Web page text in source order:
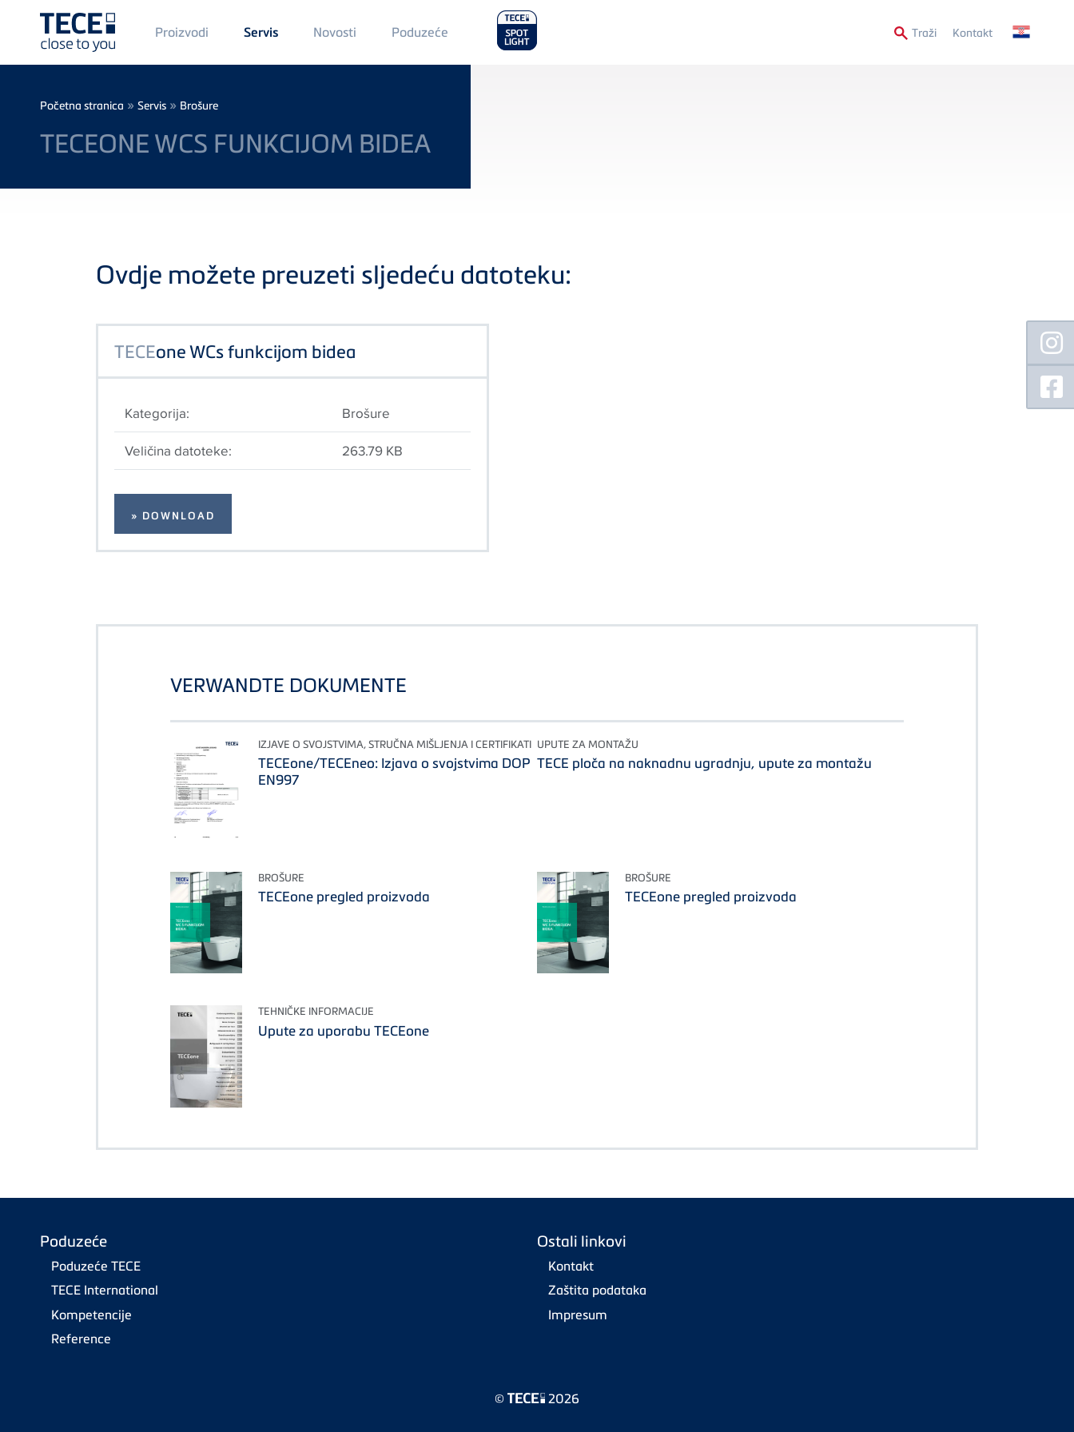
Main
Menü
1
Proizvodi Servis Novosti Main
Menu
2
Poduzeće TražiSecondary
Kontakt
Breadcrumb
Početna stranica » Servis » Brošure
TECEONE WCS FUNKCIJOM BIDEA
Ovdje možete preuzeti sljedeću datoteku:
TECEone WCs funkcijom bidea
Kategorija:
Brošure
Veličina datoteke:
263.79 KB
» DOWNLOAD
VERWANDTE DOKUMENTE
IZJAVE O SVOJSTVIMA, STRUČNA MIŠLJENJA I CERTIFIKATI
TECEone/TECEneo: Izjava o svojstvima DOP
EN997
UPUTE ZA MONTAŽU
TECE ploča na naknadnu ugradnju, upute za montažu
BROŠURE
TECEone pregled proizvoda
BROŠURE
TECEone pregled proizvoda
TEHNIČKE INFORMACIJE
Upute za uporabu TECEone
Poduzeće
Poduzeće TECE
TECE International
Kompetencije
Reference
Ostali linkovi
Kontakt
Zaštita podataka
Impresum
Floating
© 2026